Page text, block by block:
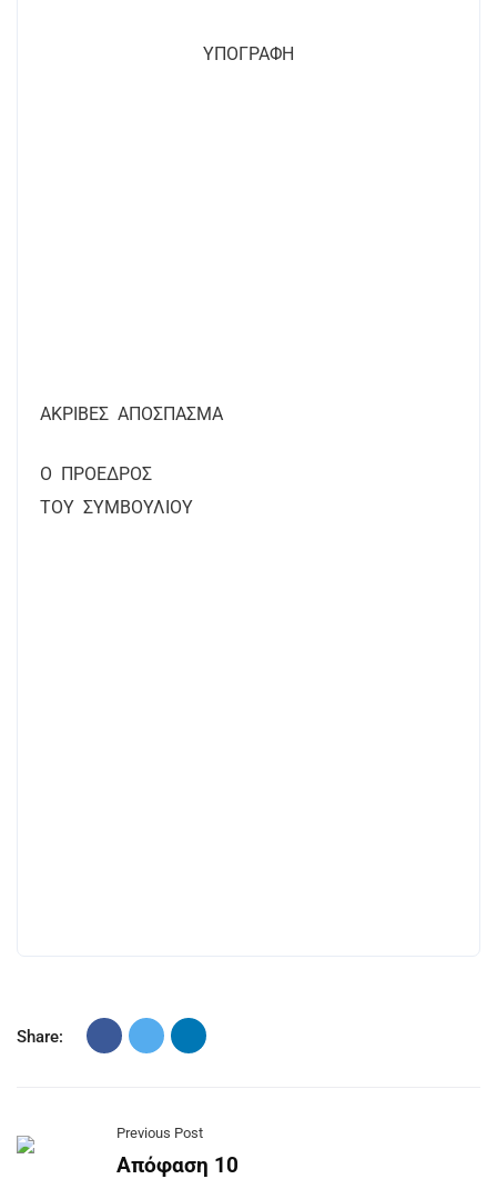
ΥΠΟΓΡΑΦΗ
ΑΚΡΙΒΕΣ ΑΠΟΣΠΑΣΜΑ
Ο ΠΡΟΕΔΡΟΣ
ΤΟΥ ΣΥΜΒΟΥΛΙΟΥ
Share:
Previous Post
Απόφαση 10